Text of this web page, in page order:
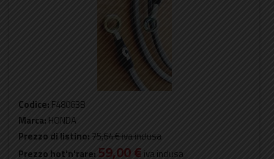
Codice: F48063B
Marca: HONDA
Prezzo di listino:75,64 €iva inclusa
Prezzo hot'n'rare: 59,00 € iva inclusa